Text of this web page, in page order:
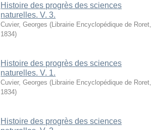
Histoire des progrès des sciences
naturelles. V. 3.
Cuvier, Georges ( Librairie Encyclopédique de Roret
1834)
Histoire des progrès des sciences
naturelles. V. 1.
Cuvier, Georges ( Librairie Encyclopédique de Roret
1834)
Histoire des progrès des sciences